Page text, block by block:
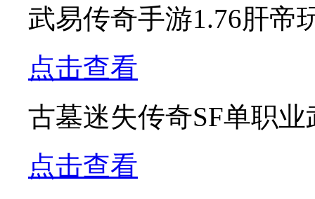
武易传奇手游1.76肝帝
点击查看
古墓迷失传奇SF单职
点击查看